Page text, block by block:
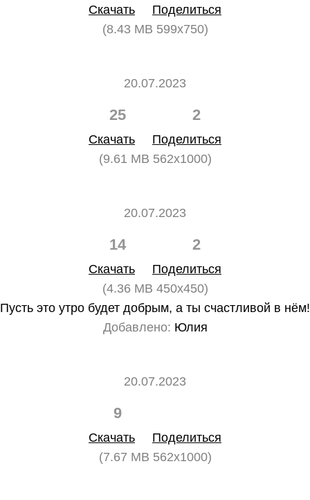
Скачать
Поделиться
(8.43 MB 599x750)
20.07.2023
25 2
Скачать
Поделиться
(9.61 MB 562x1000)
20.07.2023
14 2
Скачать
Поделиться
(4.36 MB 450x450)
Пусть это утро будет добрым, а ты счастливой в нём!
Добавлено: Юлия
20.07.2023
9
Скачать
Поделиться
(7.67 MB 562x1000)